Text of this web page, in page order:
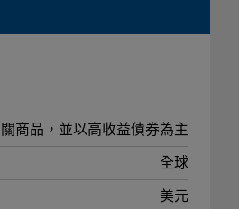
商品，並以高收益債券為主
全球
美元